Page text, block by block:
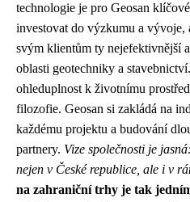
technologie je pro Geosan
investovat do výzkumu a vývoje,
svým klientům ty nejefektivnější
oblasti geotechniky a
ohleduplnost k životnímu
filozofie. Geosan si zakládá na
každému projektu a budování
partnery. Vize společnosti je
nejen v České republice, ale i v
na zahraniční trhy je tak